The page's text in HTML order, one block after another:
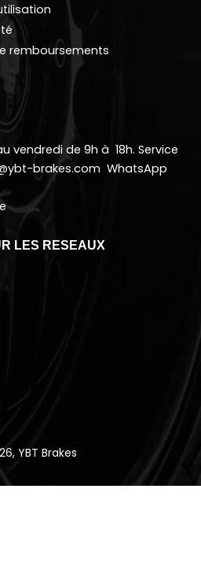
remboursements
vendredi de 9h à 18h. Service
brakes.com WhatsApp
LES RESEAUX
YBT Brakes